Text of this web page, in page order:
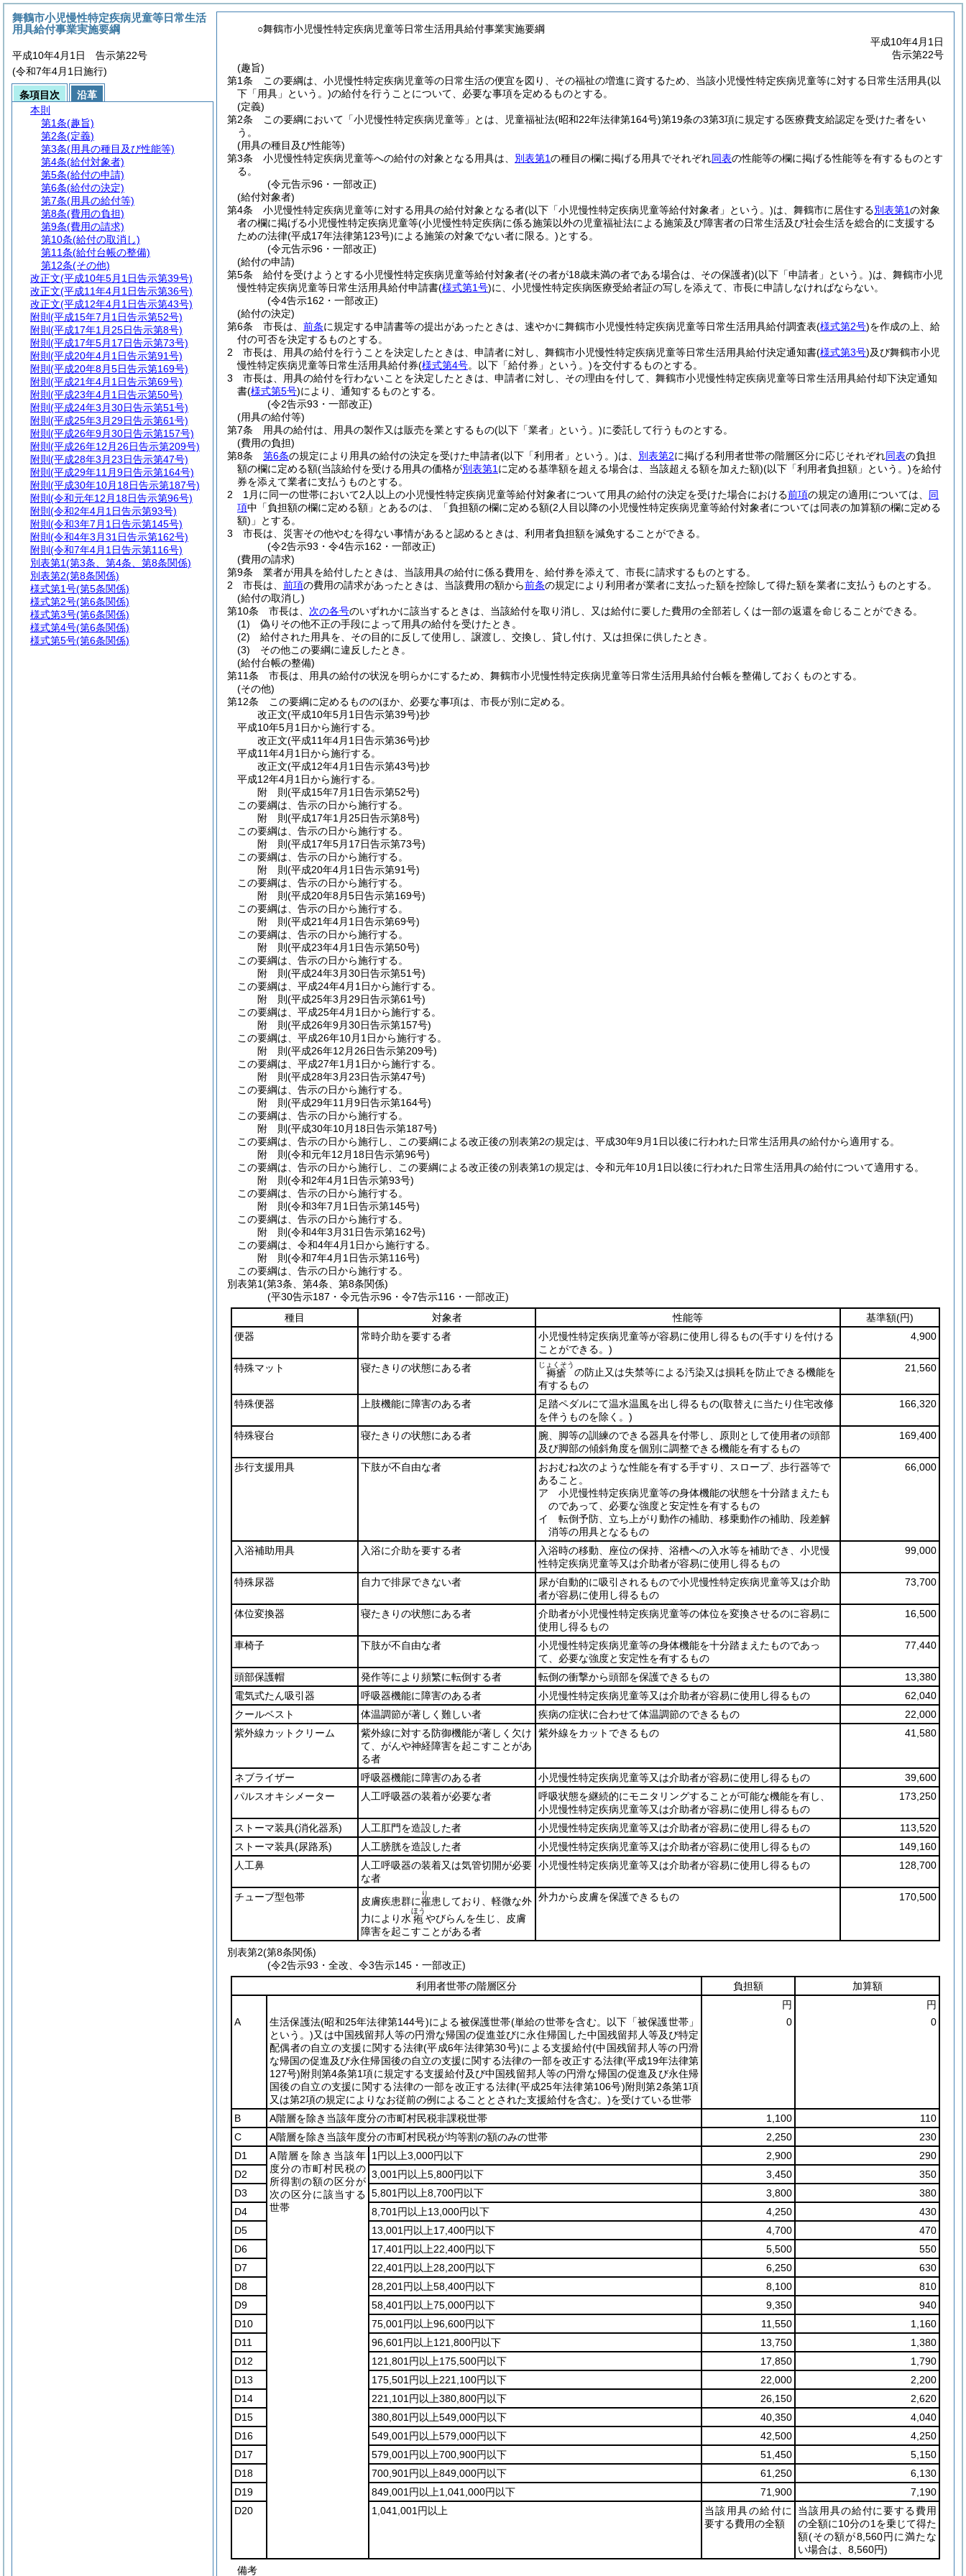
○舞鶴市小児慢性特定疾病児童等日常生活用具給付事業実施要綱
平成10年4月1日
告示第22号
(趣旨)
第1条
この要綱は、小児慢性特定疾病児童等の日常生活の便宜を図り、その福祉の増進に資するため、当該小児慢性特定疾病児童等に対する日常生活用具(以
下「用具」という。)の給付を行うことについて、必要な事項を定めるものとする。
(定義)
第2条
この要綱において「小児慢性特定疾病児童等」とは、児童福祉法(昭和22年法律第164号)第19条の3第3項に規定する医療費支給認定を受けた者をい
う。
(用具の種目及び性能等)
第3条
小児慢性特定疾病児童等への給付の対象となる用具は、 別表第1の種目の欄に掲げる用具でそれぞれ同表の性能等の欄に掲げる性能等を有するものとす
る。
(令元告示96・一部改正)
(給付対象者)
第4条
小児慢性特定疾病児童等に対する用具の給付対象となる者(以下「小児慢性特定疾病児童等給付対象者」という。)は、舞鶴市に居住する別表第1の対象
者の欄に掲げる小児慢性特定疾病児童等(小児慢性特定疾病に係る施策以外の児童福祉法による施策及び障害者の日常生活及び社会生活を総合的に支援する
ための法律(平成17年法律第123号)による施策の対象でない者に限る。)とする。
(令元告示96・一部改正)
(給付の申請)
第5条
給付を受けようとする小児慢性特定疾病児童等給付対象者(その者が18歳未満の者である場合は、その保護者)(以下「申請者」という。)は、舞鶴市小児
慢性特定疾病児童等日常生活用具給付申請書(様式第1号)に、小児慢性特定疾病医療受給者証の写しを添えて、市長に申請しなければならない。
(令4告示162・一部改正)
(給付の決定)
第6条
市長は、 前条に規定する申請書等の提出があったときは、速やかに舞鶴市小児慢性特定疾病児童等日常生活用具給付調査表(様式第2号)を作成の上、給
付の可否を決定するものとする。
2
市長は、用具の給付を行うことを決定したときは、申請者に対し、舞鶴市小児慢性特定疾病児童等日常生活用具給付決定通知書(様式第3号)及び舞鶴市小児
慢性特定疾病児童等日常生活用具給付券(様式第4号。以下「給付券」という。)を交付するものとする。
3
市長は、用具の給付を行わないことを決定したときは、申請者に対し、その理由を付して、舞鶴市小児慢性特定疾病児童等日常生活用具給付却下決定通知
書(様式第5号)により、通知するものとする。
(令2告示93・一部改正)
(用具の給付等)
第7条
用具の給付は、用具の製作又は販売を業とするもの(以下「業者」という。)に委託して行うものとする。
(費用の負担)
第8条
第6条の規定により用具の給付の決定を受けた申請者(以下「利用者」という。)は、 別表第2に掲げる利用者世帯の階層区分に応じそれぞれ同表の負担
額の欄に定める額(当該給付を受ける用具の価格が別表第1 に定める基準額を超える場合は、当該超える額を加えた額)(以下「利用者負担額」という。)を給付
券を添えて業者に支払うものとする。
2
1月に同一の世帯において2人以上の小児慢性特定疾病児童等給付対象者について用具の給付の決定を受けた場合における前項の規定の適用については、 同
項中「負担額の欄に定める額」とあるのは、「負担額の欄に定める額(2人目以降の小児慢性特定疾病児童等給付対象者については同表の加算額の欄に定める
額) 」とする。
3
市長は、災害その他やむを得ない事情があると認めるときは、利用者負担額を減免することができる。
(令2告示93・令4告示162・一部改正)
(費用の請求)
第9条
業者が用具を給付したときは、当該用具の給付に係る費用を、給付券を添えて、市長に請求するものとする。
2
市長は、 前項の費用の請求があったときは、当該費用の額から前条の規定により利用者が業者に支払った額を控除して得た額を業者に支払うものとする。
(給付の取消し)
第10条
市長は、 次の各号のいずれかに該当するときは、当該給付を取り消し、又は給付に要した費用の全部若しくは一部の返還を命じることができる。
(1)
偽りその他不正の手段によって用具の給付を受けたとき。
(2)
給付された用具を、その目的に反して使用し、譲渡し、交換し、貸し付け、又は担保に供したとき。
(3)
その他この要綱に違反したとき。
(給付台帳の整備)
第11条
市長は、用具の給付の状況を明らかにするため、舞鶴市小児慢性特定疾病児童等日常生活用具給付台帳を整備しておくものとする。
(その他)
第12条
この要綱に定めるもののほか、必要な事項は、市長が別に定める。
改正文(平成10年5月1日告示第39号)抄
平成10年5月1日から施行する。
改正文(平成11年4月1日告示第36号)抄
平成11年4月1日から施行する。
改正文(平成12年4月1日告示第43号)抄
平成12年4月1日から施行する。
附 則(平成15年7月1日告示第52号)
この要綱は、告示の日から施行する。
附 則(平成17年1月25日告示第8号)
この要綱は、告示の日から施行する。
附 則(平成17年5月17日告示第73号)
この要綱は、告示の日から施行する。
附 則(平成20年4月1日告示第91号)
この要綱は、告示の日から施行する。
附 則(平成20年8月5日告示第169号)
この要綱は、告示の日から施行する。
附 則(平成21年4月1日告示第69号)
この要綱は、告示の日から施行する。
附 則(平成23年4月1日告示第50号)
この要綱は、告示の日から施行する。
附 則(平成24年3月30日告示第51号)
この要綱は、平成24年4月1日から施行する。
附 則(平成25年3月29日告示第61号)
この要綱は、平成25年4月1日から施行する。
附 則(平成26年9月30日告示第157号)
この要綱は、平成26年10月1日から施行する。
附 則(平成26年12月26日告示第209号)
この要綱は、平成27年1月1日から施行する。
附 則(平成28年3月23日告示第47号)
この要綱は、告示の日から施行する。
附 則(平成29年11月9日告示第164号)
この要綱は、告示の日から施行する。
附 則(平成30年10月18日告示第187号)
この要綱は、告示の日から施行し、この要綱による改正後の別表第2の規定は、平成30年9月1日以後に行われた日常生活用具の給付から適用する。
附 則(令和元年12月18日告示第96号)
この要綱は、告示の日から施行し、この要綱による改正後の別表第1の規定は、令和元年10月1日以後に行われた日常生活用具の給付について適用する。
附 則(令和2年4月1日告示第93号)
この要綱は、告示の日から施行する。
附 則(令和3年7月1日告示第145号)
この要綱は、告示の日から施行する。
附 則(令和4年3月31日告示第162号)
この要綱は、令和4年4月1日から施行する。
附 則(令和7年4月1日告示第116号)
この要綱は、告示の日から施行する。
別表第1(第3条、第4条、第8条関係)
(平30告示187・令元告示96・令7告示116・一部改正)
種目
対象者 性能等 基準額(円)
便器
常時介助を要する者 小児慢性特定疾病児童等が容易に使用し得るもの(手すりを付ける
ことができる。)
4,900
特殊マット 寝たきりの状態にある者 褥瘡
じょくそう
の防止又は失禁等による汚染又は損耗を防止できる機能を
有するもの
21,560
特殊便器 上肢機能に障害のある者 足踏ペダルにて温水温風を出し得るもの(取替えに当たり住宅改修
を伴うものを除く。)
166,320
特殊寝台 寝たきりの状態にある者
腕、脚等の訓練のできる器具を付帯し、原則として使用者の頭部
及び脚部の傾斜角度を個別に調整できる機能を有するもの
169,400
歩行支援用具 下肢が不自由な者
おおむね次のような性能を有する手すり、スロープ、歩行器等で
あること。
ア 小児慢性特定疾病児童等の身体機能の状態を十分踏まえたも
のであって、必要な強度と安定性を有するもの
イ 転倒予防、立ち上がり動作の補助、移乗動作の補助、段差解
消等の用具となるもの
66,000
入浴補助用具 入浴に介助を要する者
入浴時の移動、座位の保持、浴槽への入水等を補助でき、小児慢
性特定疾病児童等又は介助者が容易に使用し得るもの
99,000
特殊尿器 自力で排尿できない者
尿が自動的に吸引されるもので小児慢性特定疾病児童等又は介助
者が容易に使用し得るもの
73,700
体位変換器 寝たきりの状態にある者
介助者が小児慢性特定疾病児童等の体位を変換させるのに容易に
使用し得るもの
16,500
車椅子 下肢が不自由な者
小児慢性特定疾病児童等の身体機能を十分踏まえたものであっ
て、必要な強度と安定性を有するもの
77,440
頭部保護帽 発作等により頻繁に転倒する者 転倒の衝撃から頭部を保護できるもの
13,380
電気式たん吸引器
呼吸器機能に障害のある者 小児慢性特定疾病児童等又は介助者が容易に使用し得るもの
62,040
クールベスト
体温調節が著しく難しい者 疾病の症状に合わせて体温調節のできるもの
22,000
紫外線カットクリーム
紫外線に対する防御機能が著しく欠け
て、がんや神経障害を起こすことがあ
る者
紫外線をカットできるもの 41,580
ネブライザー 呼吸器機能に障害のある者 小児慢性特定疾病児童等又は介助者が容易に使用し得るもの
39,600
パルスオキシメーター
人工呼吸器の装着が必要な者
呼吸状態を継続的にモニタリングすることが可能な機能を有し、
小児慢性特定疾病児童等又は介助者が容易に使用し得るもの
173,250
ストーマ装具(消化器系) 人工肛門を造設した者 小児慢性特定疾病児童等又は介助者が容易に使用し得るもの
113,520
ストーマ装具(尿路系) 人工膀胱を造設した者 小児慢性特定疾病児童等又は介助者が容易に使用し得るもの
149,160
人工鼻
人工呼吸器の装着又は気管切開が必要
な者
小児慢性特定疾病児童等又は介助者が容易に使用し得るもの 128,700
チューブ型包帯 皮膚疾患群に罹
り
患しており、軽微な外
力により水 疱
ほう
やびらんを生じ、皮膚
障害を起こすことがある者
外力から皮膚を保護できるもの 170,500
別表第2(第8条関係)
(令2告示93・全改、令3告示145・一部改正)
利用者世帯の階層区分
負担額
加算額
円
円
A
生活保護法(昭和25年法律第144号)による被保護世帯(単給の世帯を含む。以下「被保護世帯」
という。)又は中国残留邦人等の円滑な帰国の促進並びに永住帰国した中国残留邦人等及び特定
配偶者の自立の支援に関する法律(平成6年法律第30号)による支援給付(中国残留邦人等の円滑
な帰国の促進及び永住帰国後の自立の支援に関する法律の一部を改正する法律(平成19年法律第
127号)附則第4条第1項に規定する支援給付及び中国残留邦人等の円滑な帰国の促進及び永住帰
国後の自立の支援に関する法律の一部を改正する法律(平成25年法律第106号)附則第2条第1項
又は第2項の規定によりなお従前の例によることとされた支援給付を含む。)を受けている世帯
0 0
B A階層を除き当該年度分の市町村民税非課税世帯 1,100
110
C
A階層を除き当該年度分の市町村民税が均等割の額のみの世帯 2,250
230
D1
A階層を除き当該年
度分の市町村民税の
所得割の額の区分が
次の区分に該当する
世帯
1円以上3,000円以下 2,900
290
D2
3,001円以上5,800円以下 3,450
350
D3
5,801円以上8,700円以下 3,800
380
D4
8,701円以上13,000円以下 4,250
430
D5
13,001円以上17,400円以下 4,700
470
D6
17,401円以上22,400円以下 5,500
550
D7
22,401円以上28,200円以下 6,250
630
D8
28,201円以上58,400円以下 8,100
810
D9
58,401円以上75,000円以下 9,350
940
D10
75,001円以上96,600円以下 11,550
1,160
D11
96,601円以上121,800円以下 13,750
1,380
D12
121,801円以上175,500円以下 17,850
1,790
D13
175,501円以上221,100円以下 22,000
2,200
D14
221,101円以上380,800円以下 26,150
2,620
D15
380,801円以上549,000円以下 40,350
4,040
D16
549,001円以上579,000円以下 42,500
4,250
D17
579,001円以上700,900円以下 51,450
5,150
D18
700,901円以上849,000円以下 61,250
6,130
D19
849,001円以上1,041,000円以下 71,900
7,190
D20
1,041,001円以上
当該用具の給付に
要する費用の全額
当該用具の給付に要する費用
の全額に10分の1を乗じて得た
額(その額が8,560円に満たな
い場合は、8,560円)
備考
舞鶴市小児慢性特定疾病児童等日常生活
用具給付事業実施要綱
平成10年4月1日 告示第22号
(令和7年4月1日施行)
条項目次
沿革
本則
第1条(趣旨)
第2条(定義)
第3条(用具の種目及び性能等)
第4条(給付対象者)
第5条(給付の申請)
第6条(給付の決定)
第7条(用具の給付等)
第8条(費用の負担)
第9条(費用の請求)
第10条(給付の取消し)
第11条(給付台帳の整備)
第12条(その他)
改正文(平成10年5月1日告示第39号)
改正文(平成11年4月1日告示第36号)
改正文(平成12年4月1日告示第43号)
附則 (平成15年7月1日告示第52号)
附則 (平成17年1月25日告示第8号)
附則 (平成17年5月17日告示第73号)
附則 (平成20年4月1日告示第91号)
附則 (平成20年8月5日告示第169号)
附則 (平成21年4月1日告示第69号)
附則 (平成23年4月1日告示第50号)
附則 (平成24年3月30日告示第51号)
附則 (平成25年3月29日告示第61号)
附則 (平成26年9月30日告示第157号)
附則 (平成26年12月26日告示第209号)
附則 (平成28年3月23日告示第47号)
附則 (平成29年11月9日告示第164号)
附則 (平成30年10月18日告示第187号)
附則 (令和元年12月18日告示第96号)
附則 (令和2年4月1日告示第93号)
附則 (令和3年7月1日告示第145号)
附則 (令和4年3月31日告示第162号)
附則 (令和7年4月1日告示第116号)
別表第1(第3条、第4条、第8条関係)
別表第2(第8条関係)
様式第1号(第5条関係)
様式第2号(第6条関係)
様式第3号(第6条関係)
様式第4号(第6条関係)
様式第5号(第6条関係)